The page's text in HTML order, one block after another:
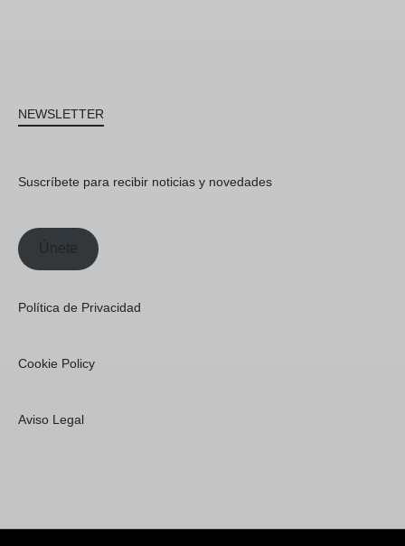
NEWSLETTER
Suscríbete para recibir noticias y novedades
Únete
Política de Privacidad
Cookie Policy
Aviso Legal